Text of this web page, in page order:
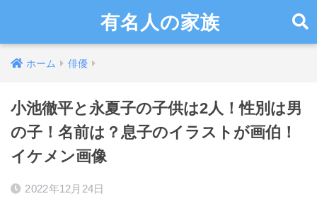
有名人の家族
ホーム 俳優
小池徹平と永夏子の子供は2人！性別は男
の子！名前は？息子のイラストが画伯！
イケメン画像
2022年12月24日